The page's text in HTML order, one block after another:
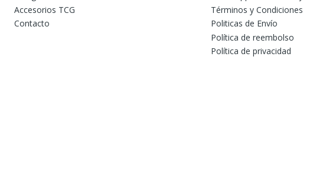
Accesorios TCG
Contacto
Términos y Condiciones
Politicas de Envío
Política de reembolso
Política de privacidad